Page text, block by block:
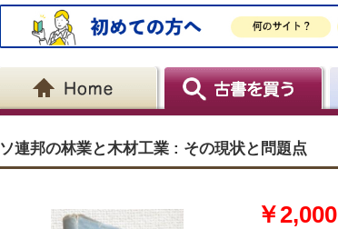
ソ連邦の林業と木材工業 : その現状と問題点
￥2,000